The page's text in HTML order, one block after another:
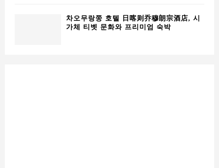
차오무랑쭝 호텔 日喀则乔穆朗宗酒店, 시
가체 티벳 문화와 프리미엄 숙박